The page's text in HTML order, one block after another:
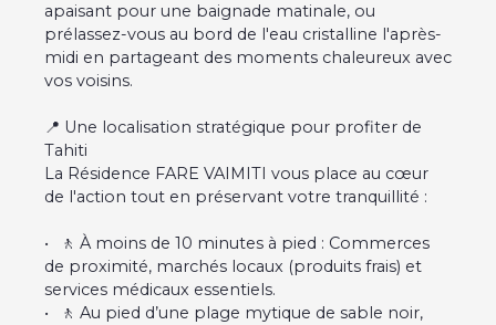
apaisant pour une baignade matinale, ou
prélassez-vous au bord de l'eau cristalline l'après-
midi en partageant des moments chaleureux avec
vos voisins.
📍 Une localisation stratégique pour profiter de
Tahiti
La Résidence FARE VAIMITI vous place au cœur
de l'action tout en préservant votre tranquillité :
🚶 À moins de 10 minutes à pied : Commerces
de proximité, marchés locaux (produits frais) et
services médicaux essentiels.
🚶 Au pied d’une plage mytique de sable noir,